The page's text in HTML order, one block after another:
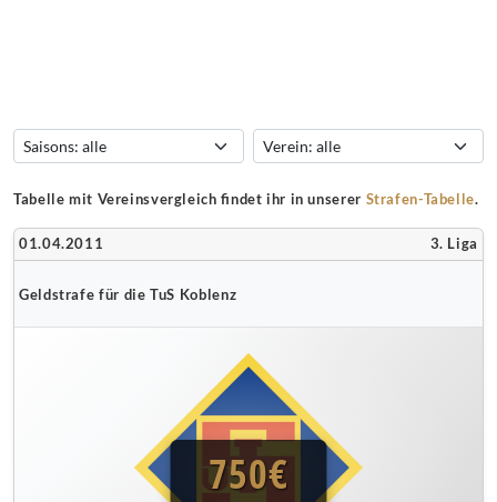
Tabelle mit Vereinsvergleich findet ihr in unserer Strafen-Tabelle.
01.04.2011 3. Liga
Geldstrafe für die TuS Koblenz
750€